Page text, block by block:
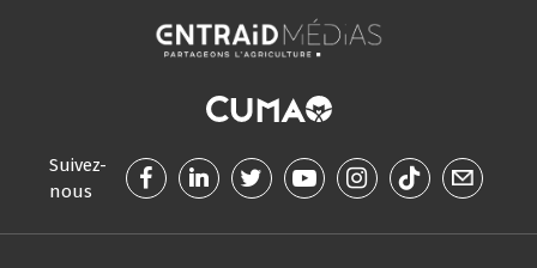
Suivez-
nous